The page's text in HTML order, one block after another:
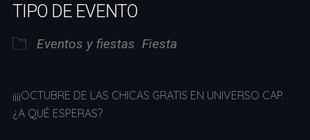
TIPO DE EVENTO
Eventos y fiestas Fiesta
¡¡¡¡OCTUBRE DE LAS CHICAS GRATIS EN UNIVERSO CAP.
¿A QUÉ ESPERAS?